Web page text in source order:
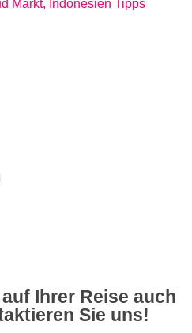
Ihrer Reise auch
Sie uns!